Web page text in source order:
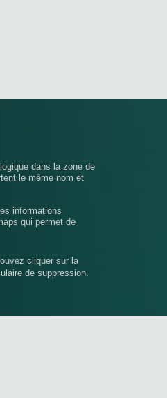
dans la zone de
le même nom et
informations
qui permet de
cliquer sur la
de suppression.